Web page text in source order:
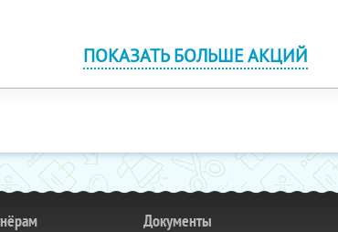
ПОКАЗАТЬ БОЛЬШЕ АКЦИЙ
Документы